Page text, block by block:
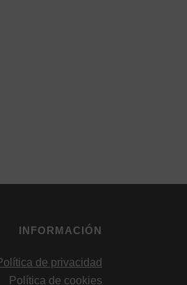
INFORMACIÓN
de privacidad
Política de cookies